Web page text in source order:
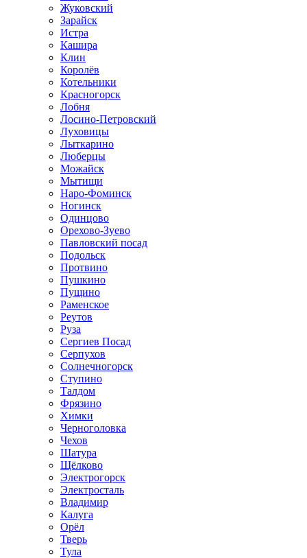
Жуковский
Зарайск
Истра
Кашира
Клин
Королёв
Котельники
Красногорск
Лобня
Лосино-Петровский
Луховицы
Лыткарино
Люберцы
Можайск
Мытищи
Наро-Фоминск
Ногинск
Одинцово
Орехово-Зуево
Павловский посад
Подольск
Протвино
Пушкино
Пущино
Раменское
Реутов
Руза
Сергиев Посад
Серпухов
Солнечногорск
Ступино
Талдом
Фрязино
Химки
Черноголовка
Чехов
Шатура
Щёлково
Электрогорск
Электросталь
Владимир
Калуга
Орёл
Тверь
Тула